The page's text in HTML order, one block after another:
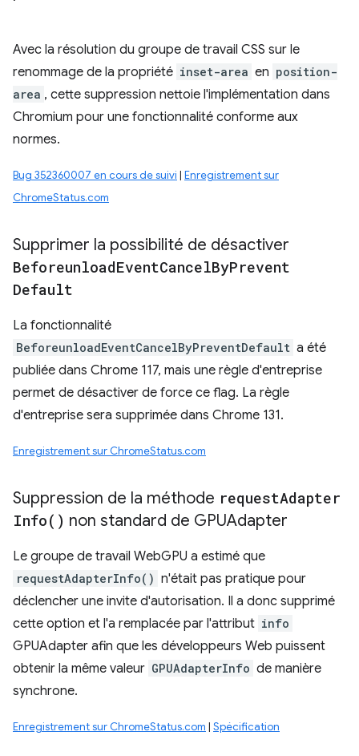
Avec la résolution du groupe de travail CSS sur le
renommage de la propriété inset-area en position-
area , cette suppression nettoie l'implémentation dans
Chromium pour une fonctionnalité conforme aux
normes.
Bug 352360007 en cours de suivi | Enregistrement sur
ChromeStatus.com
Supprimer la possibilité de désactiver
BeforeunloadEventCancelByPrevent
Default
La fonctionnalité
BeforeunloadEventCancelByPreventDefault a été
publiée dans Chrome 117, mais une règle d'entreprise
permet de désactiver de force ce flag. La règle
d'entreprise sera supprimée dans Chrome 131.
Enregistrement sur ChromeStatus.com
Suppression de la méthode requestAdapter
Info( ) non standard de GPUAdapter
Le groupe de travail WebGPU a estimé que
requestAdapterInfo() n'était pas pratique pour
déclencher une invite d'autorisation. Il a donc supprimé
cette option et l'a remplacée par l'attribut info
GPUAdapter afin que les développeurs Web puissent
obtenir la même valeur GPUAdapterInfo de manière
synchrone.
Enregistrement sur ChromeStatus.com | Spécification